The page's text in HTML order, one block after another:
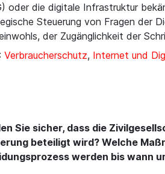
oder die digitale Infrastruktur
Steuerung von Fragen der
der Zugänglichkeit der
: Verbraucherschutz, Internet und
Sie sicher, dass die
beteiligt wird? Welche
werden bis wann